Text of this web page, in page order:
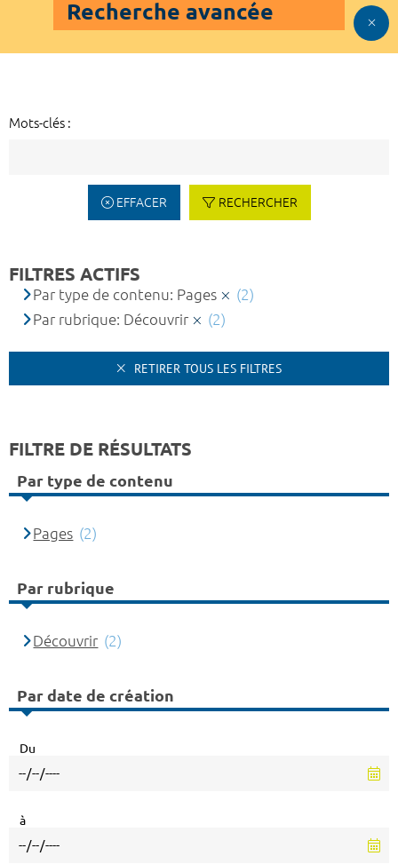
Recherche avancée
Mots-clés :
EFFACER RECHERCHER
FILTRES ACTIFS
Par type de contenu: Pages
(2)
Par rubrique: Découvrir
(2)
RETIRER TOUS LES FILTRES
FILTRE DE RÉSULTATS
Par type de contenu
Pages (2)
Par rubrique
Découvrir (2)
Par date de création
Du
à